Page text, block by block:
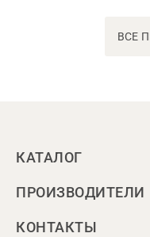
ВСЕ
КАТАЛОГ
ПРОИЗВОДИТЕЛИ
КОНТАКТЫ